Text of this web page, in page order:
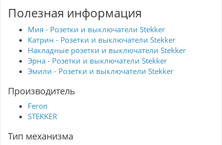
STEKKER известен высоким качеством своей
продукции, что делает данный переключатель
идеальным выбором для вашего дома или
офиса.
Полезная информация
Мия - Розетки и выключатели Stekker
Катрин - Розетки и выключатели Stekker
Накладные розетки и выключатели Stekker
Эрна - Розетки и выключатели Stekker
Эмили - Розетки и выключатели Stekker
Производитель
Feron
STEKKER
Тип механизма